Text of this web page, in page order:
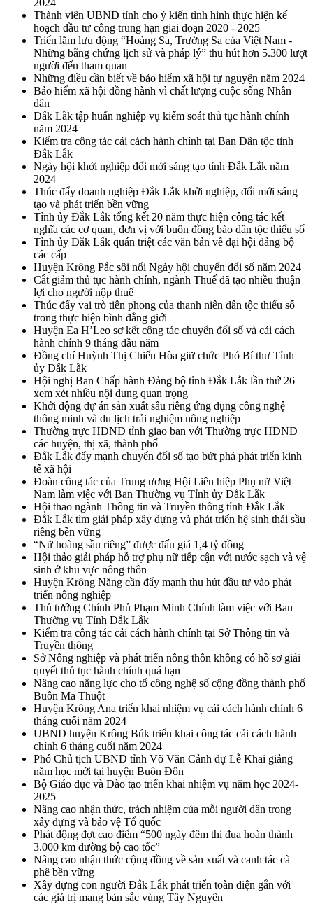
2024
Thành viên UBND tỉnh cho ý kiến tình hình thực hiện kế
hoạch đầu tư công trung hạn giai đoạn 2020 - 2025
Triển lãm lưu động “Hoàng Sa, Trường Sa của Việt Nam -
Những bằng chứng lịch sử và pháp lý” thu hút hơn 5.300 lượt
người đến tham quan
Những điều cần biết về bảo hiểm xã hội tự nguyện năm 2024
Bảo hiểm xã hội đồng hành vì chất lượng cuộc sống Nhân
dân
Đắk Lắk tập huấn nghiệp vụ kiểm soát thủ tục hành chính
năm 2024
Kiểm tra công tác cải cách hành chính tại Ban Dân tộc tỉnh
Đắk Lắk
Ngày hội khởi nghiệp đổi mới sáng tạo tỉnh Đắk Lắk năm
2024
Thúc đẩy doanh nghiệp Đắk Lắk khởi nghiệp, đổi mới sáng
tạo và phát triển bền vững
Tỉnh ủy Đắk Lắk tổng kết 20 năm thực hiện công tác kết
nghĩa các cơ quan, đơn vị với buôn đồng bào dân tộc thiểu số
Tỉnh ủy Đắk Lắk quán triệt các văn bản về đại hội đảng bộ
các cấp
Huyện Krông Pắc sôi nổi Ngày hội chuyển đổi số năm 2024
Cắt giảm thủ tục hành chính, ngành Thuế đã tạo nhiều thuận
lợi cho người nộp thuế
Thúc đẩy vai trò tiên phong của thanh niên dân tộc thiểu số
trong thực hiện bình đẳng giới
Huyện Ea H’Leo sơ kết công tác chuyển đổi số và cải cách
hành chính 9 tháng đầu năm
Đồng chí Huỳnh Thị Chiến Hòa giữ chức Phó Bí thư Tỉnh
ủy Đắk Lắk
Hội nghị Ban Chấp hành Đảng bộ tỉnh Đắk Lắk lần thứ 26
xem xét nhiều nội dung quan trọng
Khởi động dự án sản xuất sầu riêng ứng dụng công nghệ
thông minh và du lịch trải nghiệm nông nghiệp
Thường trực HĐND tỉnh giao ban với Thường trực HĐND
các huyện, thị xã, thành phố
Đắk Lắk đẩy mạnh chuyển đổi số tạo bứt phá phát triển kinh
tế xã hội
Đoàn công tác của Trung ương Hội Liên hiệp Phụ nữ Việt
Nam làm việc với Ban Thường vụ Tỉnh ủy Đắk Lắk
Hội thao ngành Thông tin và Truyền thông tỉnh Đắk Lắk
Đắk Lắk tìm giải pháp xây dựng và phát triển hệ sinh thái sầu
riêng bền vững
“Nữ hoàng sầu riêng” được đấu giá 1,4 tỷ đồng
Hội thảo giải pháp hỗ trợ phụ nữ tiếp cận với nước sạch và vệ
sinh ở khu vực nông thôn
Huyện Krông Năng cần đẩy mạnh thu hút đầu tư vào phát
triển nông nghiệp
Thủ tướng Chính Phủ Phạm Minh Chính làm việc với Ban
Thường vụ Tỉnh Đắk Lắk
Kiểm tra công tác cải cách hành chính tại Sở Thông tin và
Truyền thông
Sở Nông nghiệp và phát triển nông thôn không có hồ sơ giải
quyết thủ tục hành chính quá hạn
Nâng cao năng lực cho tổ công nghệ số cộng đồng thành phố
Buôn Ma Thuột
Huyện Krông Ana triển khai nhiệm vụ cải cách hành chính 6
tháng cuối năm 2024
UBND huyện Krông Búk triển khai công tác cải cách hành
chính 6 tháng cuối năm 2024
Phó Chủ tịch UBND tỉnh Võ Văn Cảnh dự Lễ Khai giảng
năm học mới tại huyện Buôn Đôn
Bộ Giáo dục và Đào tạo triển khai nhiệm vụ năm học 2024-
2025
Nâng cao nhận thức, trách nhiệm của mỗi người dân trong
xây dựng và bảo vệ Tổ quốc
Phát động đợt cao điểm “500 ngày đêm thi đua hoàn thành
3.000 km đường bộ cao tốc”
Nâng cao nhận thức cộng đồng về sản xuất và canh tác cà
phê bền vững
Xây dựng con người Đắk Lắk phát triển toàn diện gắn với
các giá trị mang bản sắc vùng Tây Nguyên